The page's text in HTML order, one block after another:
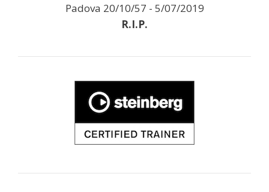
Padova 20/10/57 - 5/07/2019
R.I.P.